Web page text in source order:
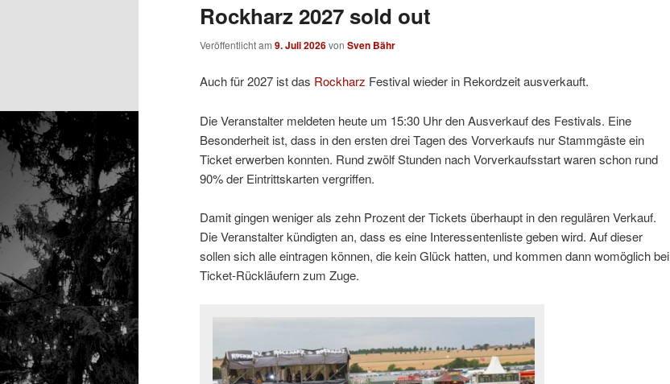
Rockharz 2027 sold out
Veröffentlicht am 9. Juli 2026von Sven Bähr
Auch für 2027 ist das Rockharz Festival wieder in Rekordzeit ausverkauft.
Die Veranstalter meldeten heute um 15:30 Uhr den Ausverkauf des Festivals. Eine
Besonderheit ist, dass in den ersten drei Tagen des Vorverkaufs nur Stammgäste ein
Ticket erwerben konnten. Rund zwölf Stunden nach Vorverkaufsstart waren schon rund
90% der Eintrittskarten vergriffen.
Damit gingen weniger als zehn Prozent der Tickets überhaupt in den regulären Verkauf.
Die Veranstalter kündigten an, dass es eine Interessentenliste geben wird. Auf dieser
sollen sich alle eintragen können, die kein Glück hatten, und kommen dann womöglich bei
Ticket-Rückläufern zum Zuge.